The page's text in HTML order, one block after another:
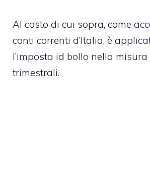
Al costo di cui sopra, come
conti correnti d’Italia, è
l’imposta id bollo nella misura
trimestrali.